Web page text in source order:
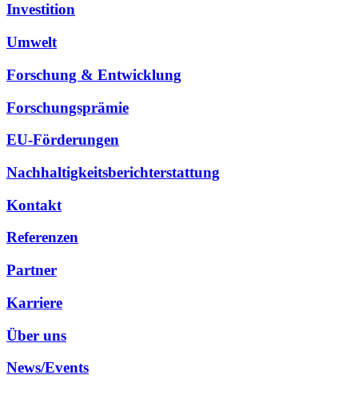
Investition
Umwelt
Forschung & Entwicklung
Forschungsprämie
EU-Förderungen
Nachhaltigkeitsberichterstattung
Kontakt
Referenzen
Partner
Karriere
Über uns
News/Events